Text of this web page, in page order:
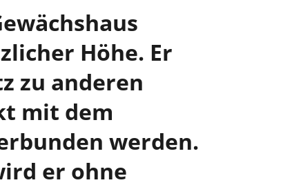
Höhe. Er
zu anderen
mit dem
werden.
er ohne